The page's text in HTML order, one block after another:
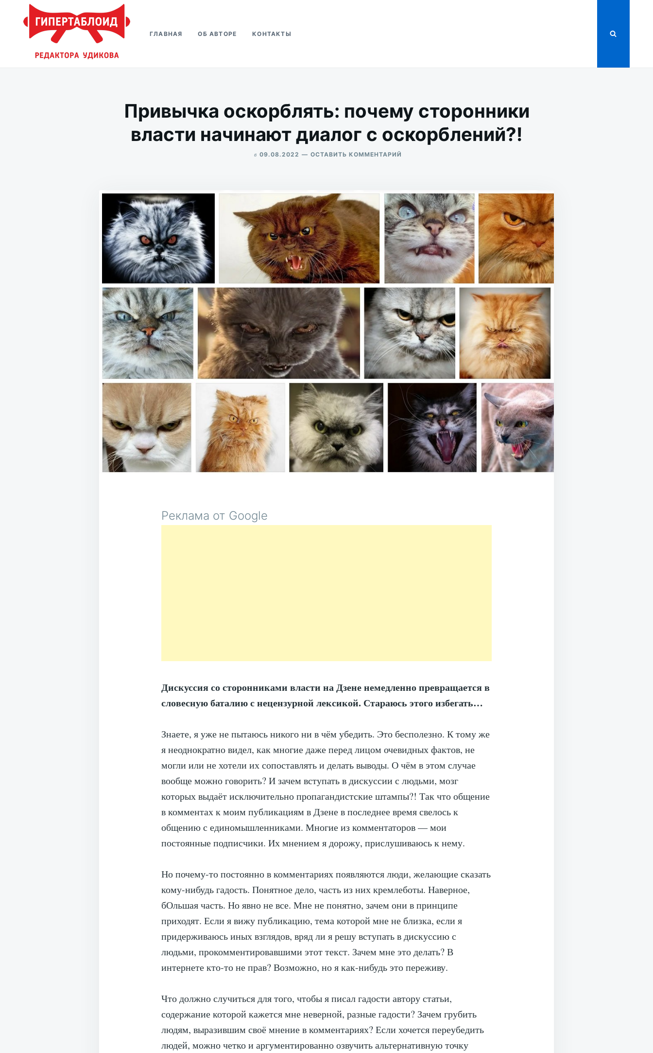
Перейти
содержимому
ГЛАВНАЯ ОБ АВТОРЕ КОНТАКТЫ
Привычка оскорблять: почему сторонники
власти начинают диалог с оскорблений?!
в 09.08.2022 ОСТАВИТЬ КОММЕНТАРИЙ
ВЛАСТИ
НАЧИНАЮТ
ДИАЛОГ
С
ОСКОРБЛЕНИЙ?!
Реклама от Google
Дискуссия со сторонниками власти на Дзене немедленно превращается в
словесную баталию с нецензурной лексикой. Стараюсь этого избегать…
Знаете, я уже не пытаюсь никого ни в чём убедить. Это бесполезно. К тому же
я неоднократно видел, как многие даже перед лицом очевидных фактов, не
могли или не хотели их сопоставлять и делать выводы. О чём в этом случае
вообще можно говорить? И зачем вступать в дискуссии с людьми, мозг
которых выдаёт исключительно пропагандистские штампы?! Так что общение
в комментах к моим публикациям в Дзене в последнее время свелось к
общению с единомышленниками. Многие из комментаторов — мои
постоянные подписчики. Их мнением я дорожу, прислушиваюсь к нему.
Но почему-то постоянно в комментариях появляются люди, желающие сказать
кому-нибудь гадость. Понятное дело, часть из них кремлеботы. Наверное,
бОльшая часть. Но явно не все. Мне не понятно, зачем они в принципе
приходят. Если я вижу публикацию, тема которой мне не близка, если я
придерживаюсь иных взглядов, вряд ли я решу вступать в дискуссию с
людьми, прокомментировавшими этот текст. Зачем мне это делать? В
интернете кто-то не прав? Возможно, но я как-нибудь это переживу.
Что должно случиться для того, чтобы я писал гадости автору статьи,
содержание которой кажется мне неверной, разные гадости? Зачем грубить
людям, выразившим своё мнение в комментариях? Если хочется переубедить
людей, можно четко и аргументированно озвучить альтернативную точку